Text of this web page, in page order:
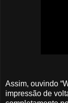
Assim, ouvindo
impressão de